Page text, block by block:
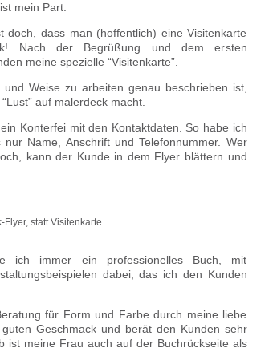
mein Part.
dass man (hoffentlich) eine Visitenkarte
Nach der Begrüßung und dem ersten
meine spezielle “Visitenkarte”.
Weise zu arbeiten genau beschrieben ist,
auf malerdeck macht.
Konterfei mit den Kontaktdaten. So habe ich
Name, Anschrift und Telefonnummer. Wer
kann der Kunde in dem Flyer blättern und
Flyer, statt Visitenkarte
ich immer ein professionelles Buch, mit
dabei, das ich den Kunden
für Form und Farbe durch meine liebe
Geschmack und berät den Kunden sehr
ist meine Frau auch auf der Buchrückseite als